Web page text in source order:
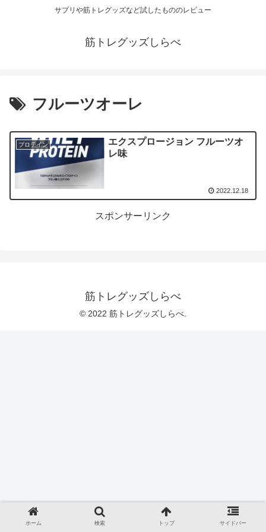
サプリや筋トレグッズなど試したもののレビュー
筋トレグッズしらべ
フルーツオーレ
プロテイン
エクスプロージョン フルーツオ
レ味
2022.12.18
スポンサーリンク
筋トレグッズしらべ
© 2022 筋トレグッズしらべ.
ホーム 検索 トップ サイドバー